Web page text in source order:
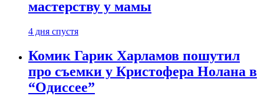
мастерству у мамы
4 дня спустя
Комик Гарик Харламов пошутил
про съемки у Кристофера Нолана в
“Одиссее”